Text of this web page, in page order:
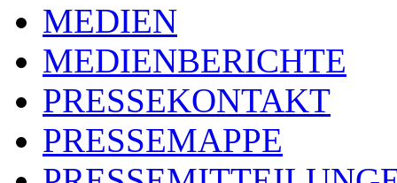
MEDIEN
MEDIENBERICHTE
PRESSEKONTAKT
PRESSEMAPPE